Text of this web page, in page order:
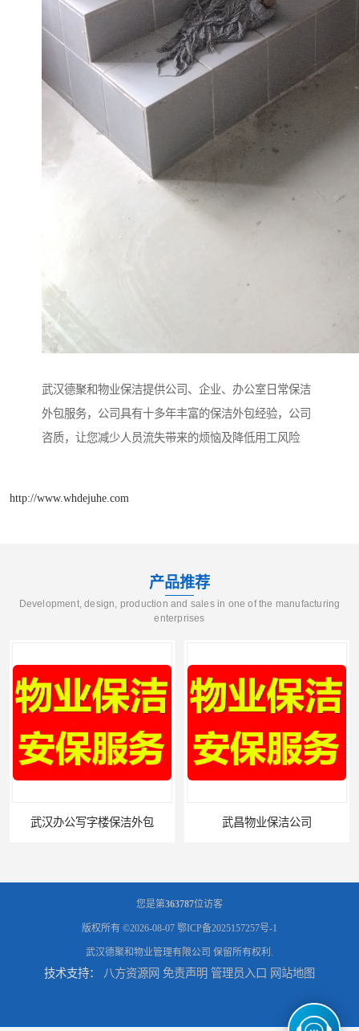
武汉德聚和物业保洁提供公司、企业、办公室日常保洁
外包服务，公司具有十多年丰富的保洁外包经验，公司
咨质，让您减少人员流失带来的烦恼及降低用工风险
http://www.whdejuhe.com
产品推荐
Development, design, production and sales in one of the manufacturing
enterprises
武昌物业保洁公司
武昌专业物业保洁
您是第363787位访客
版权所有 ©2026-08-07 鄂ICP备2025157257号-1
武汉德聚和物业管理有限公司 保留所有权利.
技术支持： 八方资源网 免责声明 管理员入口 网站地图